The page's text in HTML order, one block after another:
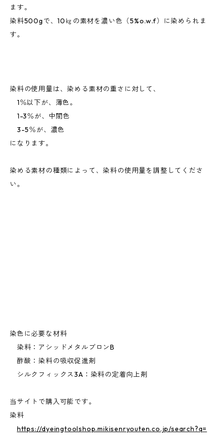
ます。
染料500gで、10㎏の素材を濃い色（5%o.w.f）に染められま
す。
染料の使用量は、染める素材の重さに対して、
1％以下が、薄色。
1-3％が、中間色
3-5％が、濃色
になります。
染める素材の種類によって、染料の使用量を調整してくださ
い。
染色に必要な材料
染料：アシッドメタルブロンB
酢酸：染料の吸収促進剤
シルクフィックス3A：染料の定着向上剤
当サイトで購入可能です。
染料
https://dyeingtoolshop.mikisenryouten.co.jp/search?q=